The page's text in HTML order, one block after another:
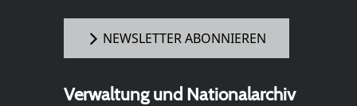
NEWSLETTER ABONNIEREN
Verwaltung und Nationalarchiv